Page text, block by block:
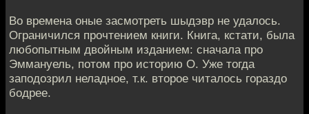
Во времена оные засмотреть шыдэвр не удалось.
Ограничился прочтением книги. Книга, кстати, была
любопытным двойным изданием: сначала про
Эммануель, потом про историю О. Уже тогда
заподозрил неладное, т.к. второе читалось гораздо
бодрее.